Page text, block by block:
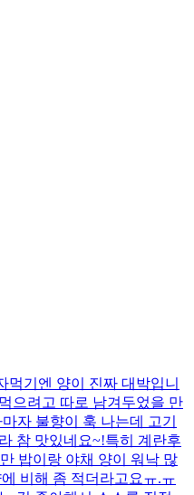
먹기엔 양이 진짜 대박입니
으려고 따로 남겨두었을 만
자 불향이 훅 나는데 고기
참 맛있네요~!특히 계란후
밥이랑 야채 양이 워낙 많
비해 좀 적더라고요ㅠ.ㅠ